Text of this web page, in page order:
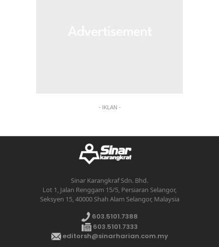
- IKLAN -
Sinar Karangkraf Sdn. Bhd.
Lot 1, Jalan Renggam 15/5, Persiaran Selangor,
Seksyen 15, 40000 Shah Alam Selangor, Malaysia
603.5101.7388
603.5101.7333
editorsh@sinarharian.com.my